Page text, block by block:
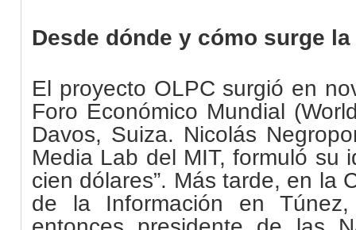
Desde dónde y cómo surge
El proyecto OLPC surgió en
Foro Económico Mundial
Davos, Suiza. Nicolás
Media Lab del MIT, formuló su
cien dólares”. Más tarde, en la
de la Información en